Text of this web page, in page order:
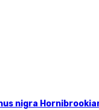
nigra